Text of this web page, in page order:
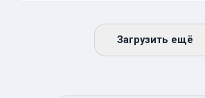
Загрузить ещё